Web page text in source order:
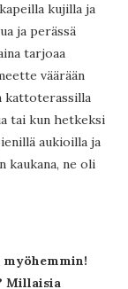
kujilla ja
ja perässä
tarjoaa
väärään
kattoterassilla
tai kun hetkeksi
aukioilla ja
kaukana, ne oli
Millaisia